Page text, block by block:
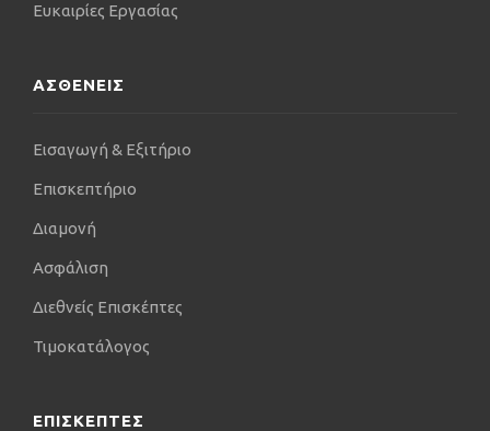
Ευκαιρίες Εργασίας
ΑΣΘΕΝΕΙΣ
Εισαγωγή & Εξιτήριο
Επισκεπτήριο
Διαμονή
Ασφάλιση
Διεθνείς Επισκέπτες
Τιμοκατάλογος
ΕΠΙΣΚΕΠΤΕΣ